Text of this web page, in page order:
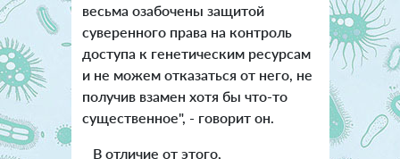
весьма озабочены защитой
суверенного права на контроль
доступа к генетическим ресурсам
и не можем отказаться от него, не
получив взамен хотя бы что-то
существенное", - говорит он.
В отличие от этого,